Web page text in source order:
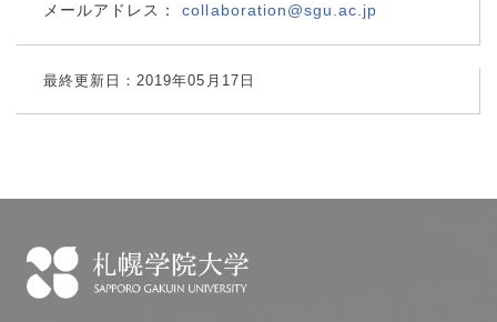
メールアドレス：
collaboration@sgu.ac.jp
最終更新日：2019年05月17日